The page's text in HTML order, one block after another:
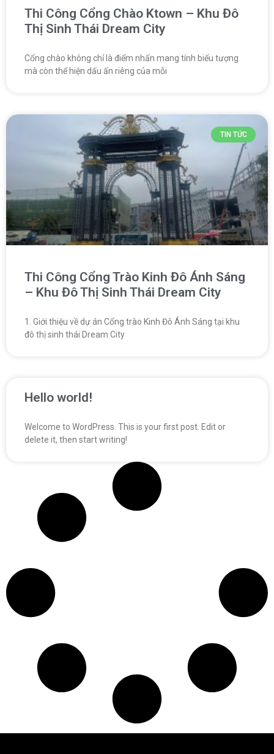
Thi Công Cổng Chào Ktown – Khu Đô
Thị Sinh Thái Dream City
Cổng chào không chỉ là điểm nhấn mang tính biểu tượng
mà còn thể hiện dấu ấn riêng của mỗi
TIN TỨC
Thi Công Cổng Trào Kinh Đô Ánh Sáng
– Khu Đô Thị Sinh Thái Dream City
1. Giới thiệu về dự án Cổng trào Kinh Đô Ánh Sáng tại khu
đô thị sinh thái Dream City
Hello world!
Welcome to WordPress. This is your first post. Edit or
delete it, then start writing!